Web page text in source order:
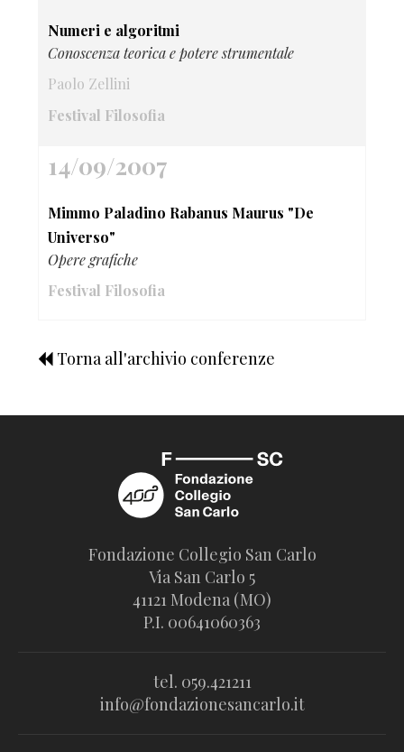
Numeri e algoritmi
Conoscenza teorica e potere strumentale
Paolo Zellini
Festival Filosofia
14/09/2007
Mimmo Paladino Rabanus Maurus "De
Universo"
Opere grafiche
Festival Filosofia
Torna all'archivio conferenze
Fondazione Collegio San Carlo
Via San Carlo 5
41121 Modena (MO)
P.I. 00641060363
tel. 059.421211
info@fondazionesancarlo.it